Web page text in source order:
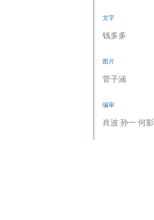
文字
钱多多
图片
菅子涵
编审
肖波 孙一 何影